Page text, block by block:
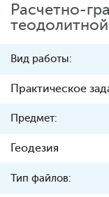
Расчетно-
Вид работы:
Практическое
Предмет:
Геодезия
Тип файлов: